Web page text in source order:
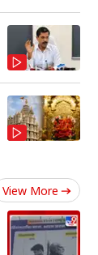
View More